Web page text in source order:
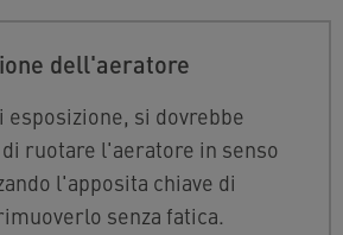
dell'aeratore
esposizione, si dovrebbe
ruotare l'aeratore in senso
l'apposita chiave di
senza fatica.